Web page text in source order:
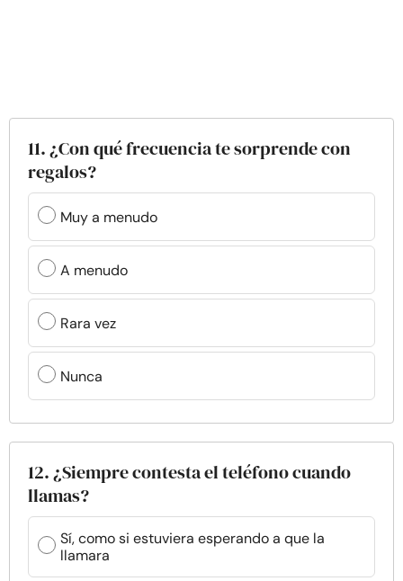
11. ¿Con qué frecuencia te sorprende con
regalos?
Muy a menudo
A menudo
Rara vez
Nunca
12. ¿Siempre contesta el teléfono cuando
llamas?
Sí, como si estuviera esperando a que la
llamara